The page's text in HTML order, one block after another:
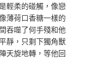
輕柔的碰觸，像戀
薄荷口香糖一樣的
吞噬了何手殘和他
靜，只剩下獨角獸
天旋地轉，等他回